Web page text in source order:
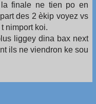
finale ne tien po en
des 2 èkip voyez vs
nimport koi.
liggey dina bax next
ils ne viendron ke sou